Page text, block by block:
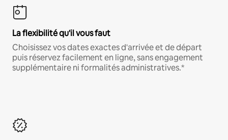
La flexibilité qu'il vous faut
Choisissez vos dates exactes d'arrivée et de départ
puis réservez facilement en ligne, sans engagement
supplémentaire ni formalités administratives.*